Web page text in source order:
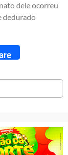
dele ocorreu
dedurado